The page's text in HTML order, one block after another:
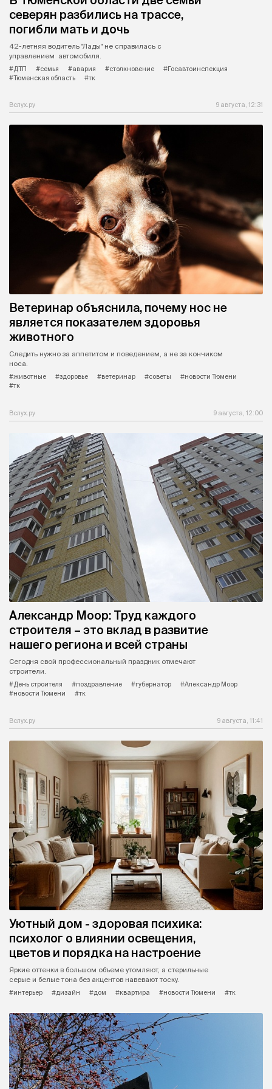
северян разбились на трассе,
погибли мать и дочь
42-летняя водитель "Лады" не справилась с
управлением автомобиля.
#ДТП
#семья #авария #столкновение
#Госавтоинспекция
#Тюменская область
#тк
Вслух.ру 9 августа, 12:31
Ветеринар объяснила, почему нос не
является показателем здоровья
животного
Следить нужно за аппетитом и поведением, а не за кончиком
носа.
#животные
#здоровье #ветеринар #советы
#новости Тюмени
#тк
Вслух.ру 9 августа, 12:00
Александр Моор: Труд каждого
строителя – это вклад в развитие
нашего региона и всей страны
Сегодня свой профессиональный праздник отмечают
строители.
#День строителя
#поздравление #губернатор
#Александр Моор
#новости Тюмени
#тк
Вслух.ру 9 августа, 11:41
Уютный дом - здоровая психика:
психолог о влиянии освещения,
цветов и порядка на настроение
Яркие оттенки в большом объеме утомляют, а стерильные
серые и белые тона без акцентов навевают тоску.
#интерьер
#дизайн #дом #квартира #новости Тюмени #тк